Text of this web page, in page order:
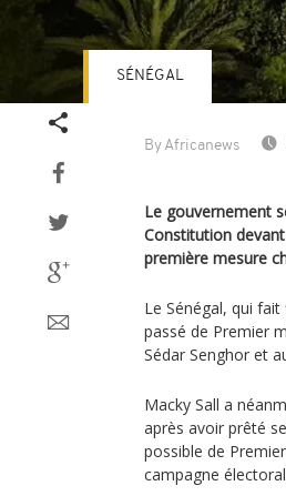
By Africanews
SÉNÉGAL
Le gouvernement
Constitution
première mesure
Le Sénégal, qui
passé de Premier
Sédar Senghor et
Macky Sall a
après avoir prêté
possible de
campagne